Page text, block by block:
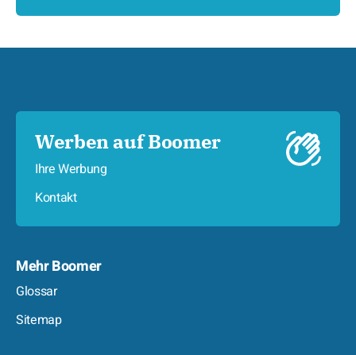
Werben auf Boomer
Ihre Werbung
Kontakt
Mehr Boomer
Glossar
Sitemap